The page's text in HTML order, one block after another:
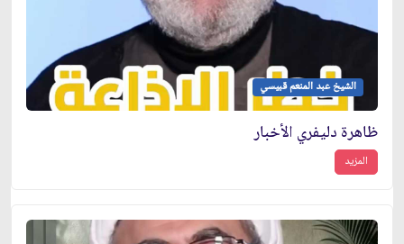
الشيخ عبد المنعم قبيسي
ظاهرة دليفري الأخبار
المزيد